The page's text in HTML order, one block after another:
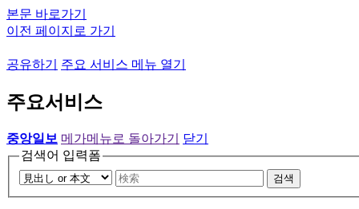
본문 바로가기
이전 페이지로 가기
공유하기 주요 서비스 메뉴 열기
주요서비스
중앙일보 메가메뉴로 돌아가기
닫기
검색어 입력폼
검색